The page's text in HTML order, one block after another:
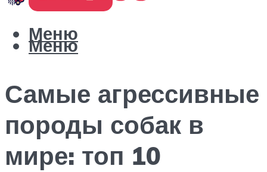
Меню
Меню
Самые агрессивные
породы собак в
мире: топ 10